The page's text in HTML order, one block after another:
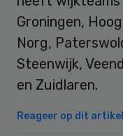
Groningen,
Norg,
Steenwijk,
en Zuidlaren.
Reageer op dit artikel